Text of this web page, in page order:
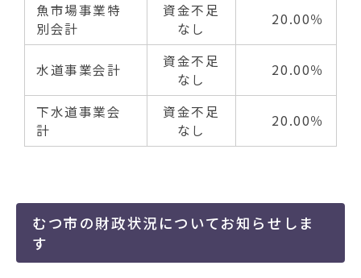
魚市場事業特
別会計
資金不足
なし
20.00％
水道事業会計
資金不足
なし
20.00％
下水道事業会
計
資金不足
なし
20.00％
むつ市の財政状況についてお知らせしま
す